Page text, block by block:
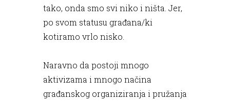
tako, onda smo svi niko i ništa. Jer,
po svom statusu građana/ki
kotiramo vrlo nisko.
Naravno da postoji mnogo
aktivizama i mnogo načina
građanskog organiziranja i pružanja